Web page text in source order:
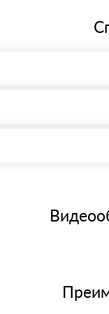
банковским картам